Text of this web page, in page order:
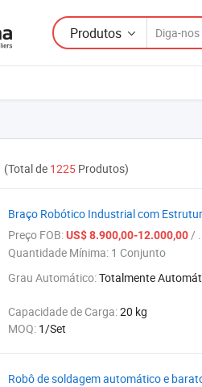
Produtos
(Total de 1225 Produtos)
Braço Robótico Industrial com
Preço FOB:US$ 8.900,00-12.000,00/
Quantidade Mínima: 1 Conjunto
Grau Automático:Totalmente
Capacidade de Carga:20 kg
MOQ: 1/Set
Robô de soldagem automático e